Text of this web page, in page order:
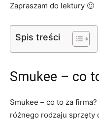
Zapraszam do lektury 🙂
Spis treści
Smukee – co
Smukee – co to za
różnego rodzaju sprzęty